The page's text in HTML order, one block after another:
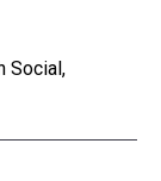
Social,